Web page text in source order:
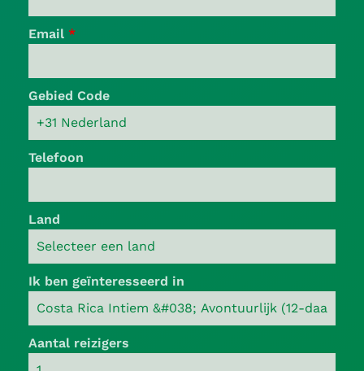
Email *
Gebied Code
Telefoon
Land
Ik ben geïnteresseerd in
Aantal reizigers